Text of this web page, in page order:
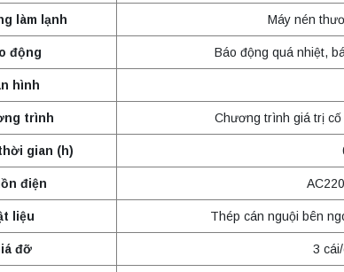
làm lạnh Máy nén
động Báo động quá nhiệt,
hình
trình Chương trình giá trị
gian (h)
điện
liệu Thép cán nguội bên
đỡ 3